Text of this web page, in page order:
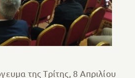
της Τρίτης, 8 Απριλίου